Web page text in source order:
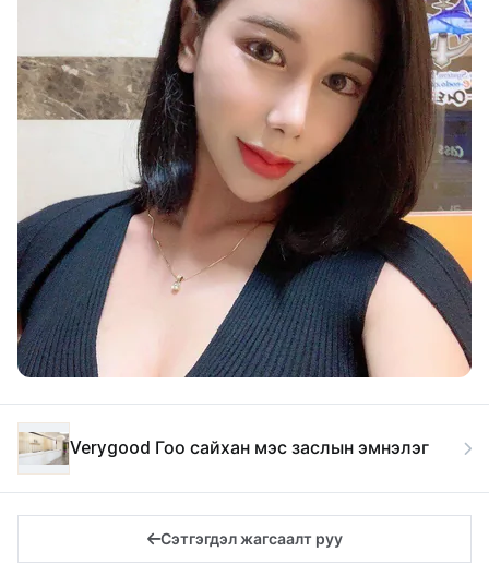
Verygood Гоо сайхан мэс заслын эмнэлэг
Сэтгэгдэл жагсаалт руу